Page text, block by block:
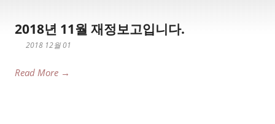
2018년 11월 재정보고입니다.
2018 12월 01
Read More →